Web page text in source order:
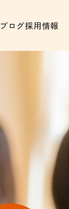
ブログ採用情報